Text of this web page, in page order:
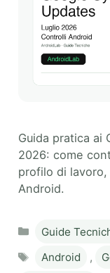
Guida pratica ai
2026: come
profilo di lavoro,
Android.
Categories
Guide
Tags
Android ,